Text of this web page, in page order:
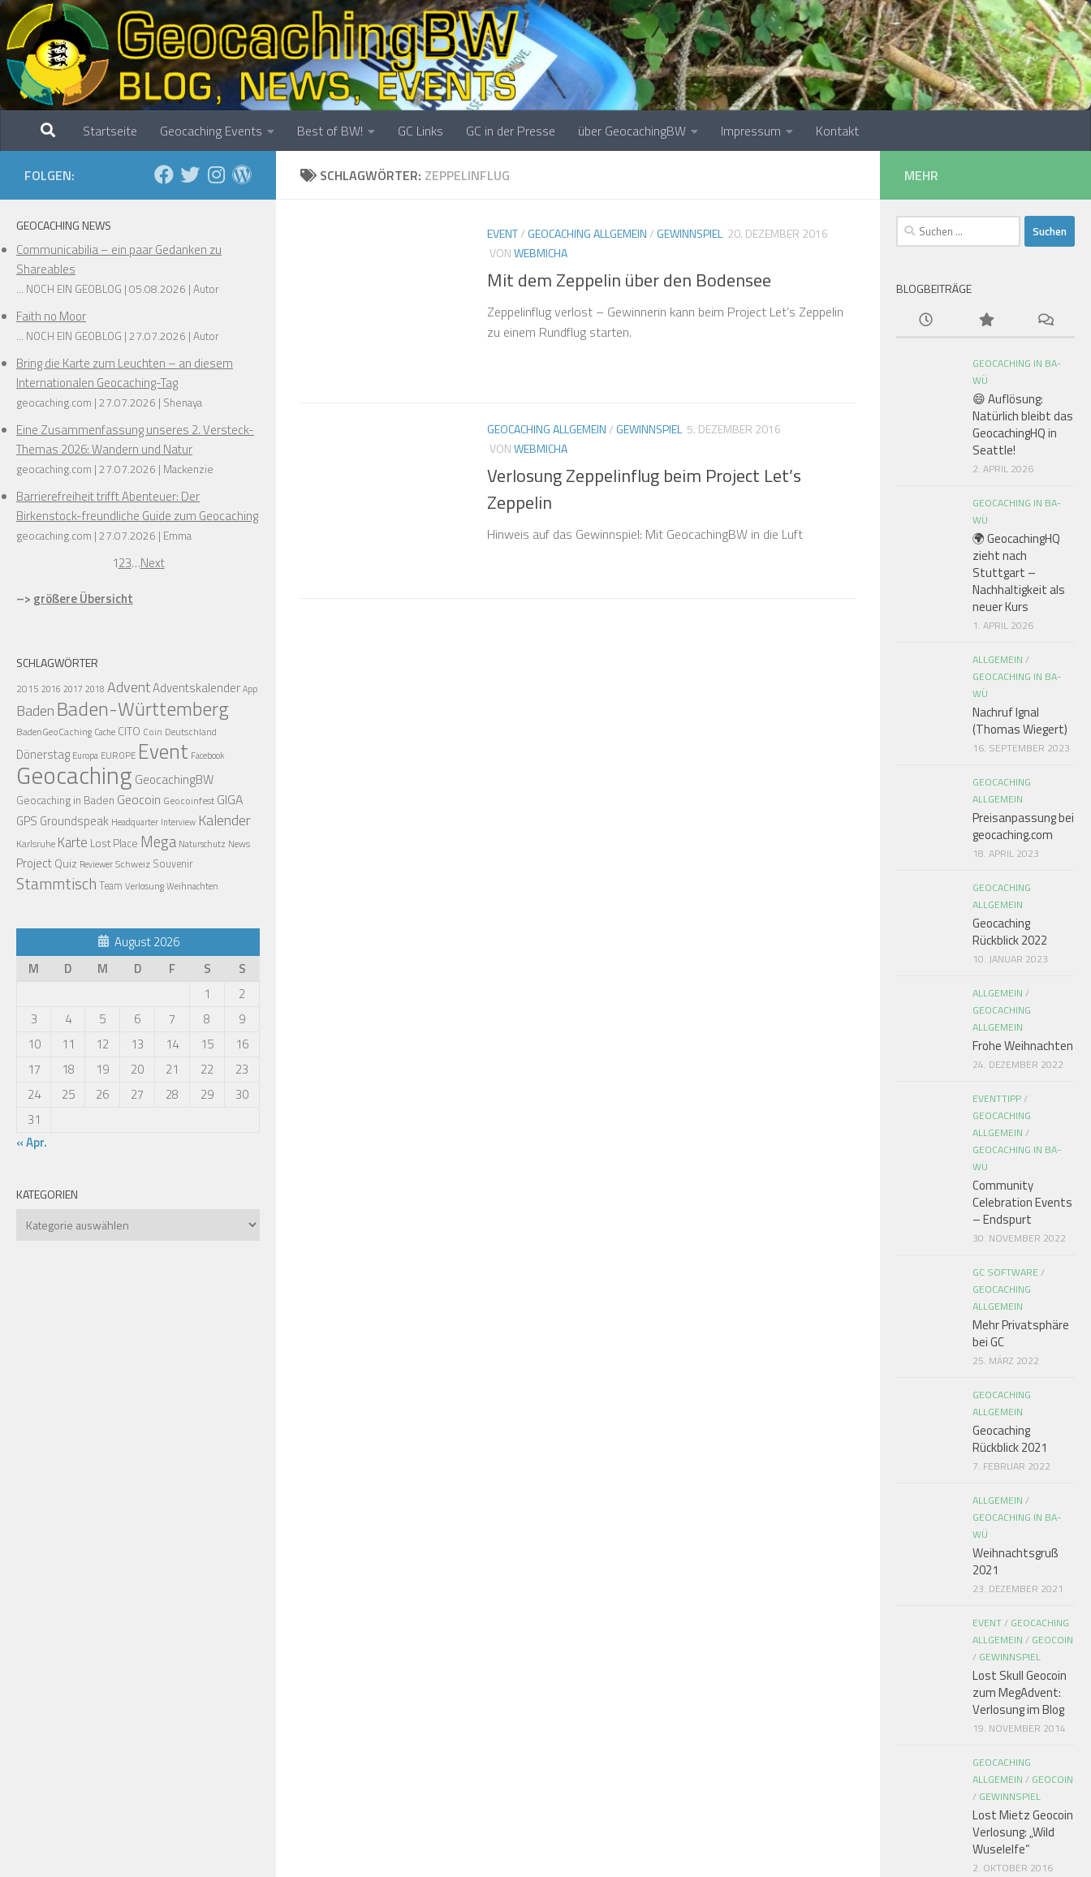
Zum Inhalt springen
Startseite Geocaching Events Best of BW! GC Links GC in der Presse über GeocachingBW Impressum Kontakt
SCHLAGWÖRTER: ZEPPELINFLUG
EVENT/ GEOCACHING ALLGEMEIN/ GEWINNSPIEL 20. DEZEMBER 2016
VONWEBMICHA
Mit dem Zeppelin über den Bodensee
Zeppelinflug verlost – Gewinnerin kann beim Project Let’s Zeppelin
zu einem Rundflug starten.
GEOCACHING ALLGEMEIN/ GEWINNSPIEL 5. DEZEMBER 2016
VONWEBMICHA
Verlosung Zeppelinflug beim Project Let’s
Zeppelin
Hinweis auf das Gewinnspiel: Mit GeocachingBW in die Luft
FOLGEN:
GEOCACHING NEWS
Communicabilia – ein paar Gedanken zu
Shareables
... NOCH EIN GEOBLOG 05.08.2026 Autor
Faith no Moor
... NOCH EIN GEOBLOG 27.07.2026 Autor
Bring die Karte zum Leuchten – an diesem
Internationalen Geocaching-Tag
geocaching.com 27.07.2026 Shenaya
Eine Zusammenfassung unseres 2. Versteck-
Themas 2026: Wandern und Natur
geocaching.com 27.07.2026 Mackenzie
Barrierefreiheit trifft Abenteuer: Der
Birkenstock-freundliche Guide zum Geocaching
geocaching.com 27.07.2026 Emma
123…Next
–> größere Übersicht
SCHLAGWÖRTER
2015 2016 2017 2018 AdventAdventskalenderApp
BadenBaden-Württemberg
BadenGeoCaching Cache CITO Coin Deutschland
Dönerstag Europa EUROPE Event Facebook
Geocaching GeocachingBW
Geocaching in Baden Geocoin Geocoinfest GIGA
GPS Groundspeak Headquarter Interview Kalender
Karlsruhe Karte Lost Place Mega Naturschutz News
ProjectQuiz ReviewerSchweiz Souvenir
Stammtisch Team VerlosungWeihnachten
August 2026
M
D M D F S
S
1
2
3
4 5 6 7 8
9
10
11 12 13 14 15
16
17
18 19 20 21 22
23
24
25 26 27 28 29
30
31
« Apr.
KATEGORIEN
Kategorien
MEHR
Suchen
nach:
BLOGBEITRÄGE
GEOCACHING IN BA-
WÜ
😄 Auflösung:
Natürlich bleibt das
GeocachingHQ in
Seattle!
2. APRIL 2026
GEOCACHING IN BA-
WÜ
🌍 GeocachingHQ
zieht nach
Stuttgart –
Nachhaltigkeit als
neuer Kurs
1. APRIL 2026
ALLGEMEIN /
GEOCACHING IN BA-
WÜ
Nachruf Ignal
(Thomas Wiegert)
16. SEPTEMBER 2023
GEOCACHING
ALLGEMEIN
Preisanpassung bei
geocaching.com
18. APRIL 2023
GEOCACHING
ALLGEMEIN
Geocaching
Rückblick 2022
10. JANUAR 2023
ALLGEMEIN /
GEOCACHING
ALLGEMEIN
Frohe Weihnachten
24. DEZEMBER 2022
EVENTTIPP/
GEOCACHING
ALLGEMEIN /
GEOCACHING IN BA-
WÜ
Community
Celebration Events
– Endspurt
30. NOVEMBER 2022
GC SOFTWARE /
GEOCACHING
ALLGEMEIN
Mehr Privatsphäre
bei GC
25. MÄRZ 2022
GEOCACHING
ALLGEMEIN
Geocaching
Rückblick 2021
7. FEBRUAR 2022
ALLGEMEIN /
GEOCACHING IN BA-
WÜ
Weihnachtsgruß
2021
23. DEZEMBER 2021
EVENT/ GEOCACHING
ALLGEMEIN / GEOCOIN
/ GEWINNSPIEL
Lost Skull Geocoin
zum MegAdvent:
Verlosung im Blog
19. NOVEMBER 2014
GEOCACHING
ALLGEMEIN / GEOCOIN
/ GEWINNSPIEL
Lost Mietz Geocoin
Verlosung: „Wild
Wuselelfe“
2. OKTOBER 2016